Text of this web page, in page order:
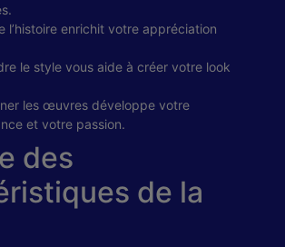
l’histoire enrichit votre appréciation
le style vous aide à créer votre look
les œuvres développe votre
et votre passion.
des
de la